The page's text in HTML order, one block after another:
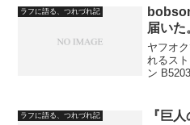
て、朝
です。
ラフに語る、つれづれ記
届いた
ヤフオ
れるス
ン
た同じ
ラフに語る、つれづれ記 『巨